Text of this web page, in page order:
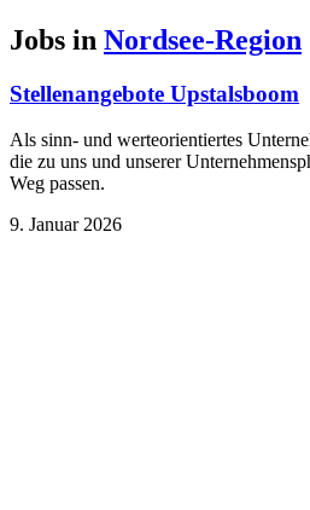
Jobs in Nordsee-Region
Stellenangebote Upstalsboom
Als sinn- und werteorientiertes
die zu uns und unserer
Weg passen.
9. Januar 2026